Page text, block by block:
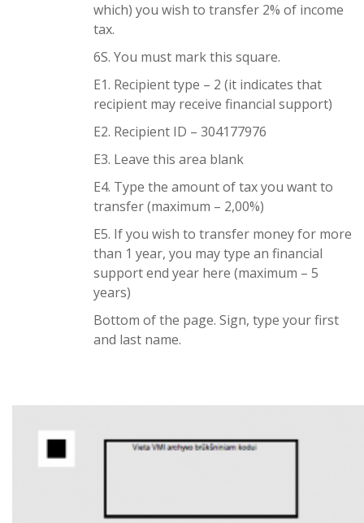
which) you wish to transfer 2% of income
tax.
6S. You must mark this square.
E1. Recipient type – 2 (it indicates that
recipient may receive financial support)
E2. Recipient ID – 304177976
E3. Leave this area blank
E4. Type the amount of tax you want to
transfer (maximum – 2,00%)
E5. If you wish to transfer money for more
than 1 year, you may type an financial
support end year here (maximum – 5
years)
Bottom of the page. Sign, type your first
and last name.